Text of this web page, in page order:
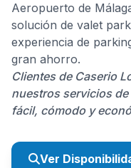
Aeropuerto de
solución de valet
experiencia de
gran ahorro.
Clientes de Caserio
nuestros servicios
fácil, cómodo y
Ver